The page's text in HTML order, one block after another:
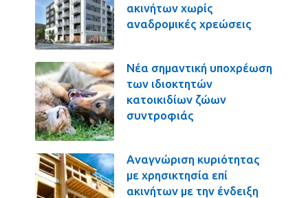
ακινήτων χωρίς
αναδρομικές χρεώσεις
Νέα σημαντική υποχρέωση
των ιδιοκτητών
κατοικιδίων ζώων
συντροφιάς
Αναγνώριση κυριότητας
με χρησικτησία επί
ακινήτων με την ένδειξη